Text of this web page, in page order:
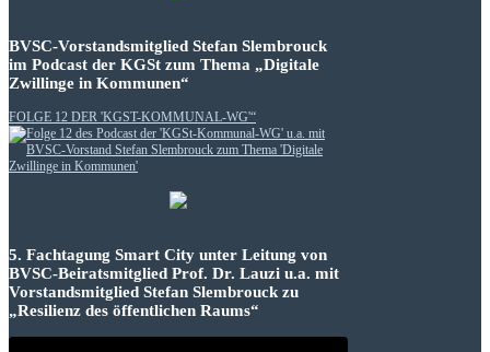
BVSC-Vorstandsmitglied Stefan Slembrouck
im Podcast der KGSt zum Thema „Digitale
Zwillinge in Kommunen“
FOLGE 12 DER 'KGST-KOMMUNAL-WG'“
5. Fachtagung Smart City unter Leitung von
BVSC-Beiratsmitglied Prof. Dr. Lauzi u.a. mit
Vorstandsmitglied Stefan Slembrouck zu
„Resilienz des öffentlichen Raums“